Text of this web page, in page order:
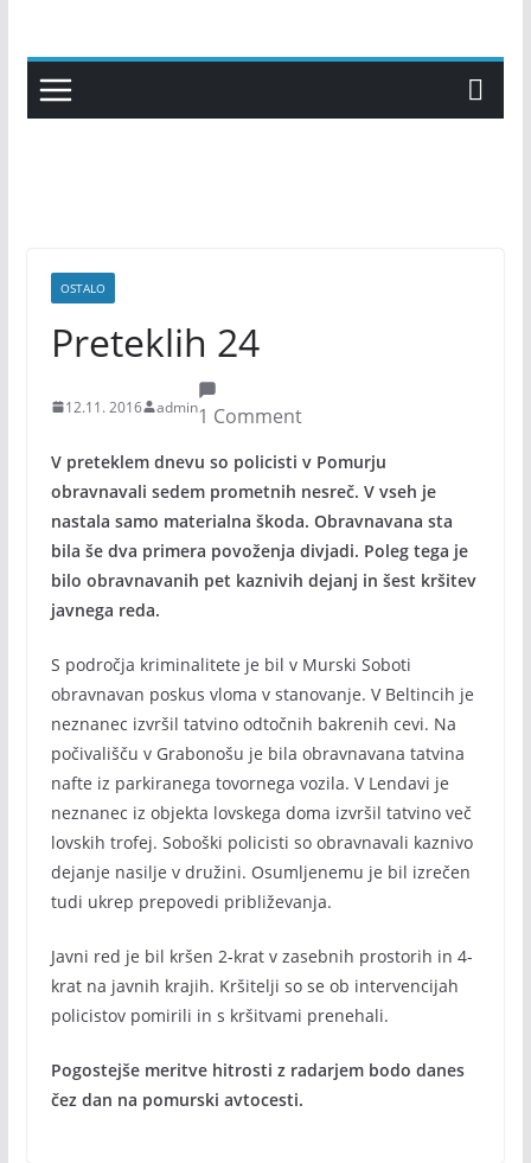
content
OSTALO
Preteklih 24
12.11. 2016 admin1 Comment
V preteklem dnevu so policisti v Pomurju
obravnavali sedem prometnih nesreč. V vseh je
nastala samo materialna škoda. Obravnavana sta
bila še dva primera povoženja divjadi. Poleg tega je
bilo obravnavanih pet kaznivih dejanj in šest kršitev
javnega reda.
S področja kriminalitete je bil v Murski Soboti
obravnavan poskus vloma v stanovanje. V Beltincih je
neznanec izvršil tatvino odtočnih bakrenih cevi. Na
počivališču v Grabonošu je bila obravnavana tatvina
nafte iz parkiranega tovornega vozila. V Lendavi je
neznanec iz objekta lovskega doma izvršil tatvino več
lovskih trofej. Soboški policisti so obravnavali kaznivo
dejanje nasilje v družini. Osumljenemu je bil izrečen
tudi ukrep prepovedi približevanja.
Javni red je bil kršen 2-krat v zasebnih prostorih in 4-
krat na javnih krajih. Kršitelji so se ob intervencijah
policistov pomirili in s kršitvami prenehali.
Pogostejše meritve hitrosti z radarjem bodo danes
čez dan na pomurski avtocesti.